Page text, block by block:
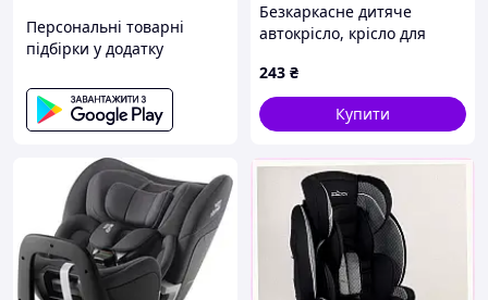
Персональні товарні
підбірки у додатку
Безкаркасне дитяче
автокрісло, крісло для
автомобільне крісло
243 ₴
Купити